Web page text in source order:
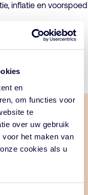
en
om functies voor
te
over uw gebruik
het maken van
cookies als u
inflatie en voorspoed
Never Dies helpt
snel veranderende
kunt blijven